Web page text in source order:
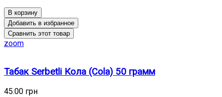
В корзину
Добавить в избранное
Сравнить этот товар
zoom
Табак Serbetli Кола (Cola) 50 грамм
45.00 грн